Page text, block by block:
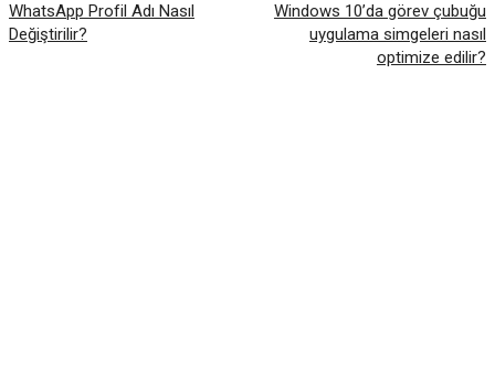
WhatsApp Profil Adı Nasıl
Değiştirilir?
Windows 10’da görev çubuğu
uygulama simgeleri nasıl
optimize edilir?